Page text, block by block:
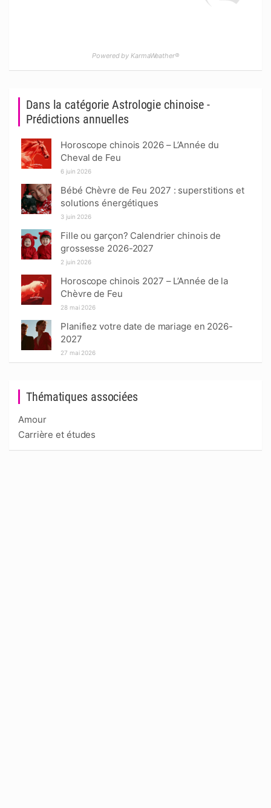
Thématiques associées
Amour
Carrière et études
Dans la catégorie Astrologie chinoise -
Prédictions annuelles
Horoscope chinois 2026 – L’Année du
Cheval de Feu
6 juin 2026
Bébé Chèvre de Feu 2027 : superstitions et
solutions énergétiques
3 juin 2026
Fille ou garçon? Calendrier chinois de
grossesse 2026-2027
2 juin 2026
Horoscope chinois 2027 – L’Année de la
Chèvre de Feu
28 mai 2026
Planifiez votre date de mariage en 2026-
2027
27 mai 2026
Powered by KarmaWeather®